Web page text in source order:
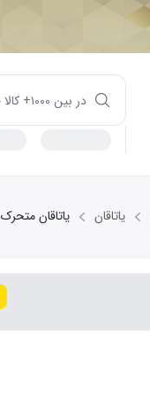
یاتاقان یاتاقان متحرک 0.25 LIFAN X60